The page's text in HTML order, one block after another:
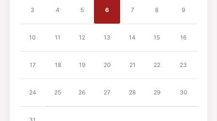
3 4 5 6 7 8 9
10 11 12 13 14 15 16
17 18 19 20 21 22 23
24 25 26 27 28 29 30